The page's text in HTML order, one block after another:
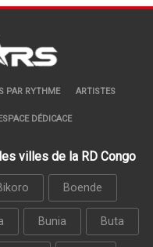
PAR RYTHME ARTISTES
DÉDICACE
villes de la RD Congo
Boende
Bunia Buta